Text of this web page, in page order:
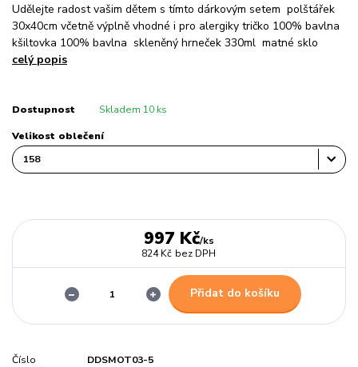
Udělejte radost vašim dětem s tímto dárkovým setem polštářek
30x40cm včetně výplně vhodné i pro alergiky tričko 100% bavlna
kšiltovka 100% bavlna skleněný hrneček 330ml matné sklo
celý popis
Dostupnost Skladem 10 ks
Velikost oblečení
997 Kč/ks
824 Kč bez DPH
Přidat do košíku
Číslo
DDSMOT03-5